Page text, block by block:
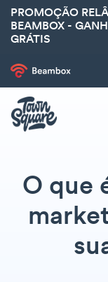
PROMOÇÃO
BEAMBOX -
GRÁTIS
O que